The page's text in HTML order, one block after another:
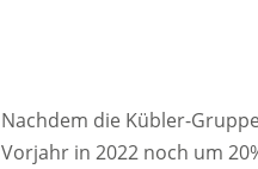
Nachdem die Kübler-
Vorjahr in 2022 noch um